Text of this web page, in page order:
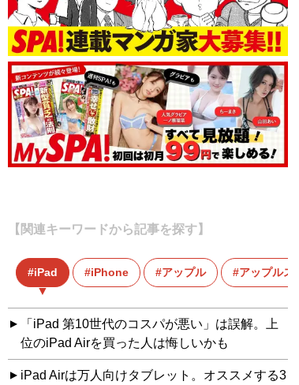
【関連キーワードから記事を探す】
iPad iPhone アップル アップルス
「iPad 第10世代のコスパが悪い」は誤解。上
位のiPad Airを買った人は悔しいかも
iPad Airは万人向けタブレット。オススメする3